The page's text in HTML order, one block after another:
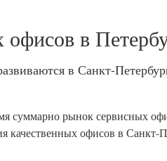
в
в Санкт-
суммарно рынок сервисных
качественных офисов в Санкт-